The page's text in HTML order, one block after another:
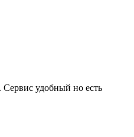
Сервис удобный но есть